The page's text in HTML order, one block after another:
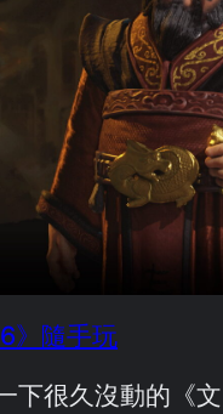
》隨手玩
下很久沒動的《文